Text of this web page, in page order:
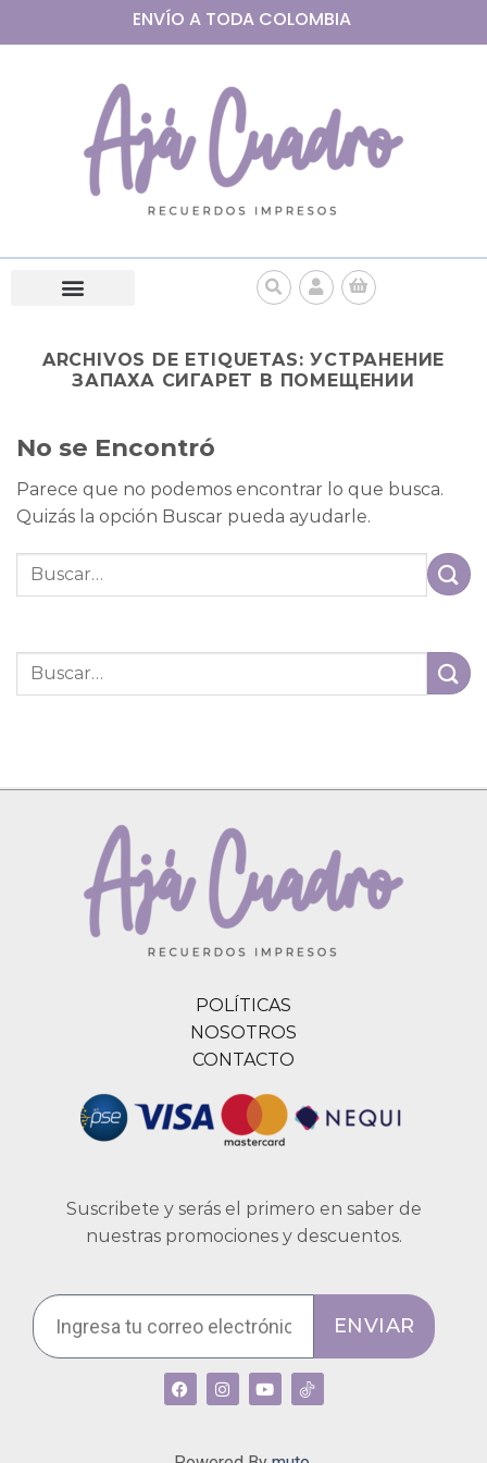
ENVÍO A TODA COLOMBIA
ARCHIVOS DE ETIQUETAS:УСТРАНЕНИЕ
ЗАПАХА СИГАРЕТ В ПОМЕЩЕНИИ
No se Encontró
Parece que no podemos encontrar lo que busca.
Quizás la opción Buscar pueda ayudarle.
POLÍTICAS
NOSOTROS
CONTACTO
Suscribete y serás el primero en saber de
nuestras promociones y descuentos.
ENVIAR